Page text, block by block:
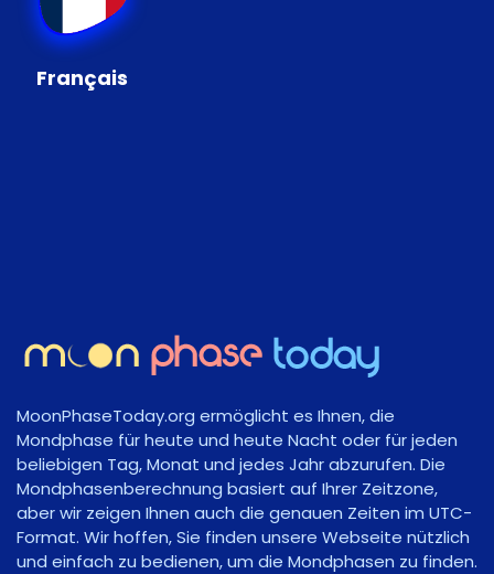
Français
MoonPhaseToday.org ermöglicht es Ihnen, die
Mondphase für heute und heute Nacht oder für jeden
beliebigen Tag, Monat und jedes Jahr abzurufen. Die
Mondphasenberechnung basiert auf Ihrer Zeitzone,
aber wir zeigen Ihnen auch die genauen Zeiten im UTC-
Format. Wir hoffen, Sie finden unsere Webseite nützlich
und einfach zu bedienen, um die Mondphasen zu finden.